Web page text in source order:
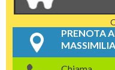
PRENOTA